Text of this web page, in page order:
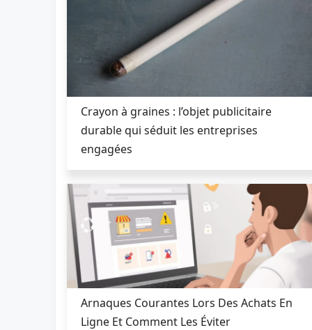
Crayon à graines : l’objet publicitaire
durable qui séduit les entreprises
engagées
Arnaques Courantes Lors Des Achats En
Ligne Et Comment Les Éviter